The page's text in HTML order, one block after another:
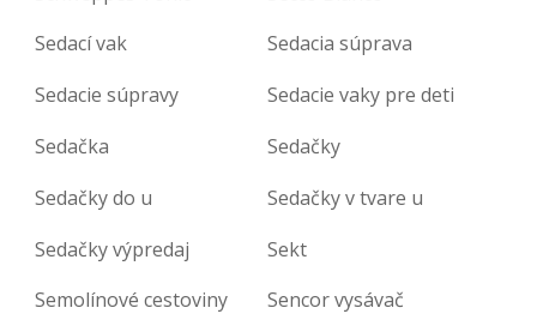
Sedací vak
Sedacia súprava
Sedacie súpravy
Sedacie vaky pre deti
Sedačka
Sedačky
Sedačky do u
Sedačky v tvare u
Sedačky výpredaj
Sekt
Semolínové cestoviny
Sencor vysávač